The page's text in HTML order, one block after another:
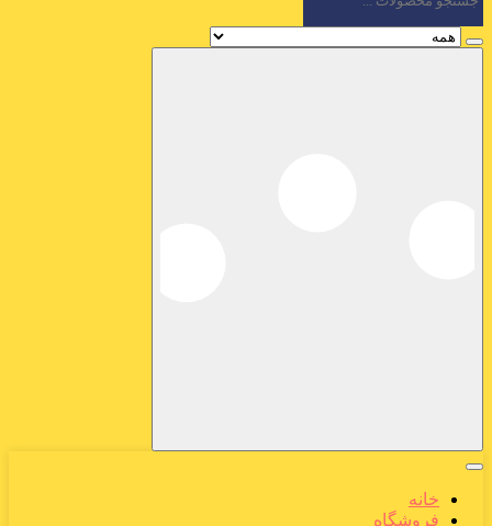
خانه
فروشگاه